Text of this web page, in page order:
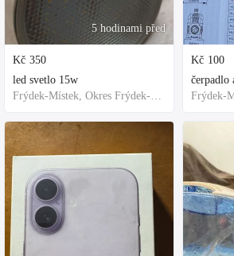
5 hodinami před
Kč 350
led svetlo 15w
Frýdek-Místek, Okres Frýdek-Místek, Česko
Kč 100